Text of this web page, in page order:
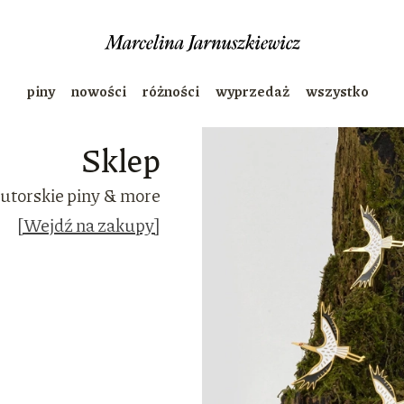
piny nowości różności wyprzedaż wszystko
Sklep
piny & more
[Wejdź na zakupy]